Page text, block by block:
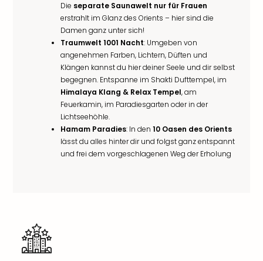
Die separate Saunawelt nur für Frauen
erstrahlt im Glanz des Orients – hier sind die
Damen ganz unter sich!
Traumwelt 1001 Nacht: Umgeben von
angenehmen Farben, Lichtern, Düften und
Klängen kannst du hier deiner Seele und dir selbst
begegnen. Entspanne im Shakti Dufttempel, im
Himalaya Klang & Relax Tempel, am
Feuerkamin, im Paradiesgarten oder in der
Lichtseehöhle.
Hamam Paradies: In den 10 Oasen des Orients
lässt du alles hinter dir und folgst ganz entspannt
und frei dem vorgeschlagenen Weg der Erholung